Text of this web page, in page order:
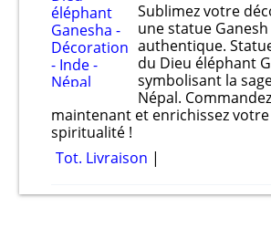
Sublimez votre
une statue Ganesh
authentique.
du Dieu éléphant
symbolisant la
Népal.
maintenant et enrichissez
spiritualité !
Tot. Livraison